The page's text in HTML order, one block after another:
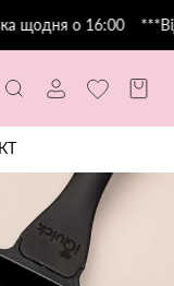
щодня о 16:00